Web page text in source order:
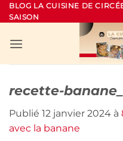
Passer
au
BLOG LA CUISINE DE
SAISON
recette-
Publié 12 janvier 2024 à
avec la banane